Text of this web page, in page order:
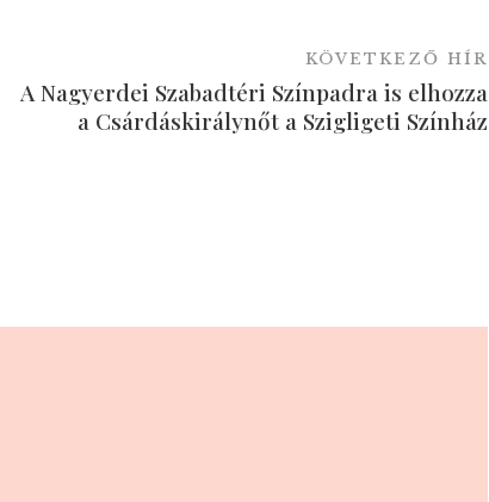
KÖVETKEZŐ HÍR
A Nagyerdei Szabadtéri Színpadra is elhozza
a Csárdáskirálynőt a Szigligeti Színház